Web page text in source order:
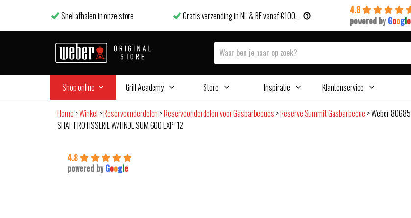
Snel afhalen in onze store Gratis verzending in NL & BE vanaf €100,-
4.8
powered by Google
Shop online Grill Academy Store Inspiratie Klantenservice
Home >Winkel >Reserveonderdelen >Reserveonderdelen voor Gasbarbecues >Reserve Summit Gasbarbecue >Weber 80685
SHAFT ROTISSERIE W/HNDL SUM 600 EXP ’12
4.8
powered by Google